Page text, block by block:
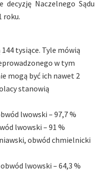
decyzję Naczelnego Sądu
roku.
tysiące. Tyle mówią
w tym
mogą być ich nawet 2
stanowią
lwowski – 97,7 %
lwowski – 91 %
obwód chmielnicki
lwowski – 64,3 %